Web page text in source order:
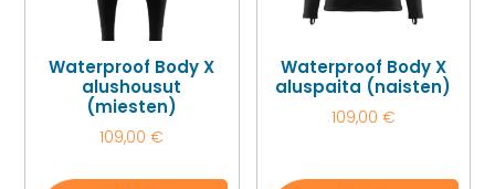
Waterproof Body X
alushousut
(miesten)
109,00€
Waterproof Body X
aluspaita (naisten)
109,00 €